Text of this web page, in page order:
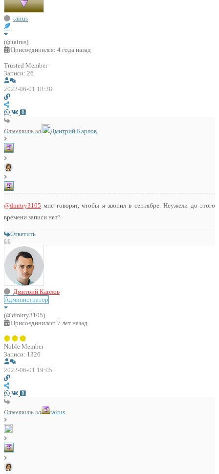
tairus
(@tairus)
Присоединился: 4 года назад
Trusted Member
Записи: 26
2022-06-01 18:38
Ответить на Дмитрий Карлов
@dmitry3105 мне говорят, чтобы я звонил в сентябре. Неужели до этого
времени записи нет?
Ответить
Дмитрий Карлов
Администратор
(@dmitry3105)
Присоединился: 7 лет назад
Noble Member
Записи: 1326
2022-06-01 19:05
Ответить на tairus